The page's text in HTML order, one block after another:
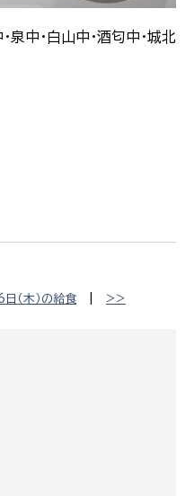
泉中・白山中・酒匂中・城北
（木）の給食 >>